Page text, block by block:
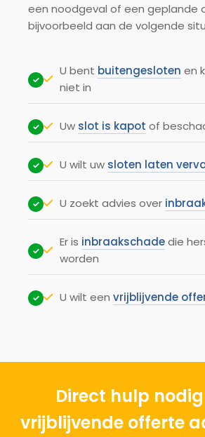
een noodgeval of een geplande
bijvoorbeeld aan de volgende
U bent buitengesloten en
niet in
Uw slot is kapot of
U wilt uw sloten laten
U zoekt advies over
Er is inbraakschadedie
worden
U wilt een vrijblijvende
Direct hulp
vrijblijvende offerte